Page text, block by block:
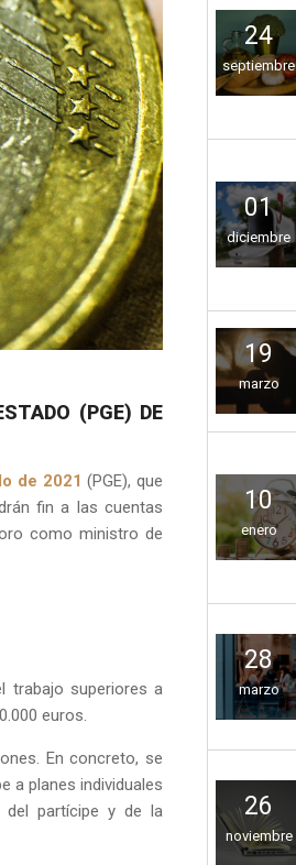
(PGE) DE
de 2021 (PGE), que
fin a las cuentas
como ministro de
trabajo superiores a
euros.
En concreto, se
a planes individuales
del partícipe y de la
24
septiembre
01
diciembre
19
marzo
10
enero
28
marzo
26
noviembre